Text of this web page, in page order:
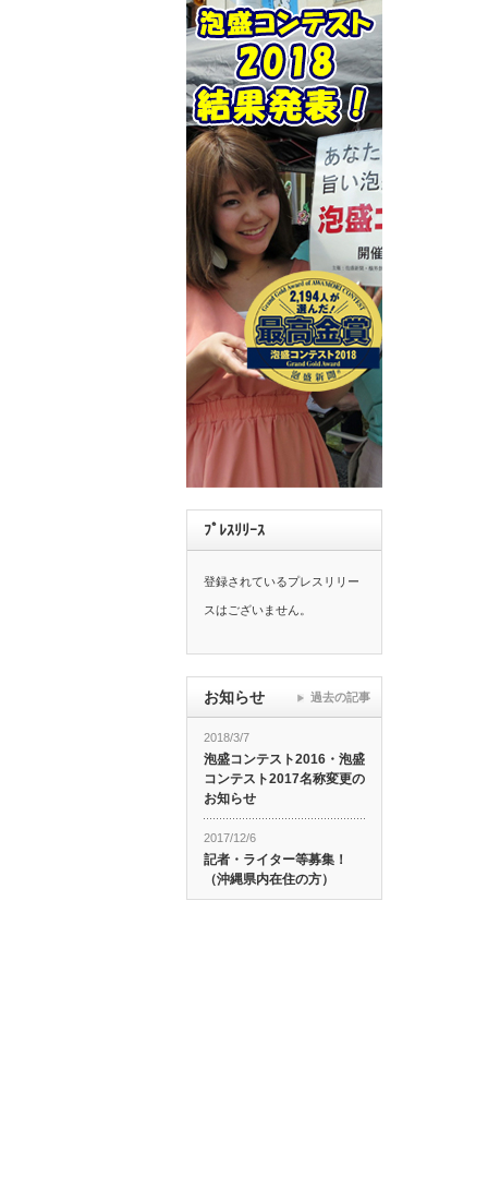
ﾌﾟﾚｽﾘﾘｰｽ
登録されているプレスリリー
スはございません。
お知らせ
2018/3/7
泡盛コンテスト2016・泡盛
コンテスト2017名称変更の
お知らせ
2017/12/6
記者・ライター等募集！
（沖縄県内在住の方）
過去の記事